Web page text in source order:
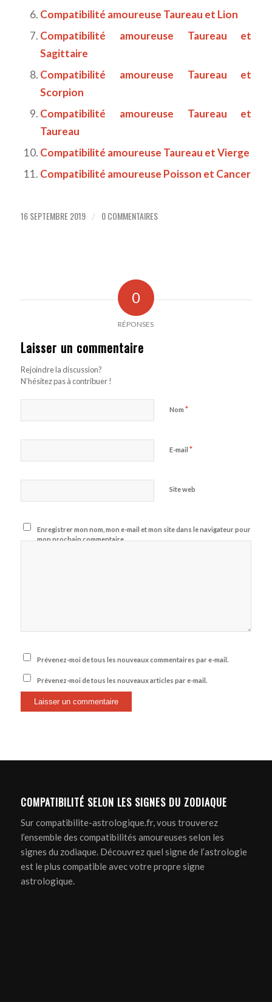
Compatibilité amoureuse Taureau et Lion
Compatibilité amoureuse Taureau et
Sagittaire
Compatibilité amoureuse Taureau et
Scorpion
Compatibilité amoureuse Taureau et
Taureau
Compatibilité amoureuse Taureau et Vierge
Compatibilité amoureuse Poisson et Cancer
16 SEPTEMBRE 2019 / 0 COMMENTAIRES
0
RÉPONSES
Laisser un commentaire
Rejoindre la discussion?
N’hésitez pas à contribuer !
Nom *
E-mail *
Site web
Enregistrer mon nom, mon e-mail et mon site dans le navigateur pour
mon prochain commentaire.
Prévenez-moi de tous les nouveaux commentaires par e-mail.
Prévenez-moi de tous les nouveaux articles par e-mail.
COMPATIBILITÉ SELON LES SIGNES DU ZODIAQUE
Sur compatibilite-astrologique.fr, vous trouverez
l’ensemble des compatibilités amoureuses selon les
signes du zodiaque. Découvrez quel signe de l’astrologie
est le plus compatible avec votre propre signe
astrologique.